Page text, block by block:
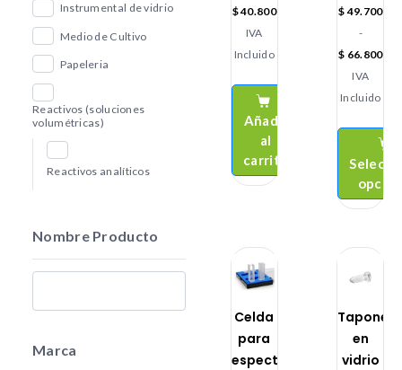
Instrumental de vidrio
Medio de Cultivo
Papeleria
Reactivos (soluciones
volumétricas)
Reactivos analíticos
Nombre Producto
Marca
$40.800
IVA
Incluido
Añadir
al
carrito
$49.700
-
$ 66.800
IVA
Incluido
Celda
para
espectrofotómetro
Tapones
en
vidrio